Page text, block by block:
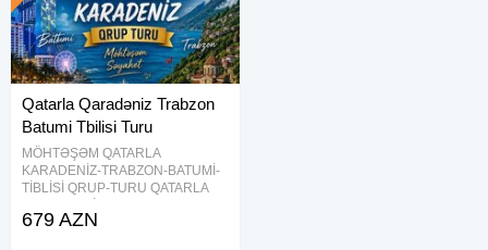
Qatarla Qaradəniz Trabzon
Batumi Tbilisi Turu
MÖHTƏŞƏM QATARLA
KARADENİZ-TRABZON-BATUMİ-
TİBLİSİ QRUP-TURU QATARLA
Qiymət - 399 usd $ ( QATAR.
679 AZN